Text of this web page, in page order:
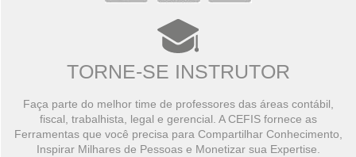
TORNE-SE INSTRUTOR
Faça parte do melhor time de professores das áreas contábil,
fiscal, trabalhista, legal e gerencial. A CEFIS fornece as
Ferramentas que você precisa para Compartilhar Conhecimento,
Inspirar Milhares de Pessoas e Monetizar sua Expertise.